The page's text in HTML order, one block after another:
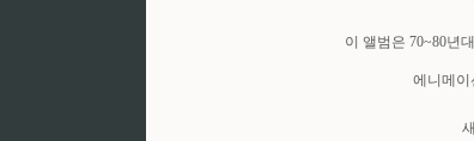
이 앨범은 70~80년
에니메이